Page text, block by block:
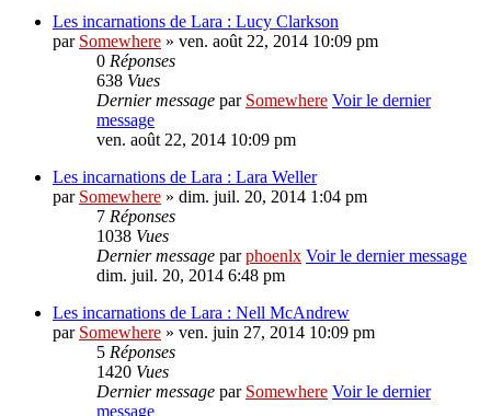
Les incarnations de Lara : Lucy Clarkson
par Somewhere » ven. août 22, 2014 10:09 pm
0 Réponses
638 Vues
Dernier message par Somewhere Voir le dernier
message
ven. août 22, 2014 10:09 pm
Les incarnations de Lara : Lara Weller
par Somewhere » dim. juil. 20, 2014 1:04 pm
7 Réponses
1038 Vues
Dernier message parphoenlx Voir le dernier message
dim. juil. 20, 2014 6:48 pm
Les incarnations de Lara : Nell McAndrew
par Somewhere » ven. juin 27, 2014 10:09 pm
5 Réponses
1420 Vues
Dernier message par Somewhere Voir le dernier
message